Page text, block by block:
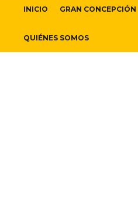
INICIO GRAN CONCEPCIÓN
QUIÉNES SOMOS